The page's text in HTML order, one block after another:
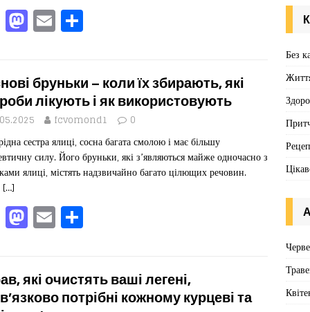
F
a
e
b
o
o
k
M
a
o
d
o
n
E
m
l ит
ис
я
бруньки – коли їх збирають, які
лікують і як використовують
fcvomond1 0
сестра ялиці, сосна багата смолою і має більшу
силу. Його бруньки, які з’являються майже одночасно з
ялиці, містять надзвичайно багато цілющих речовин.
[…]
F
a
e
M
a
o
E
m
l ит
які очистять ваші легені,
потрібні кожному курцеві та
Без